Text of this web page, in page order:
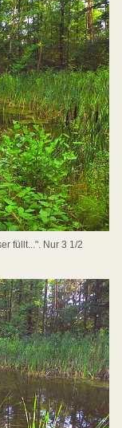
füllt...". Nur 3 1/2